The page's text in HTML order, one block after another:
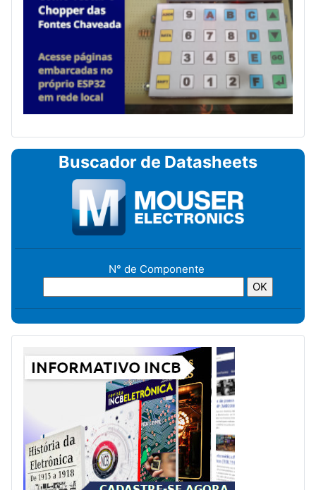
Buscador de Datasheets
N° de Componente